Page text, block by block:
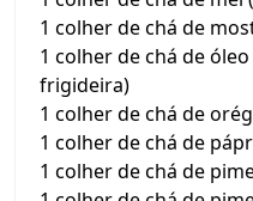
1 colher de chá de
1 colher de chá de
frigideira)
1 colher de chá de
1 colher de chá de
1 colher de chá de